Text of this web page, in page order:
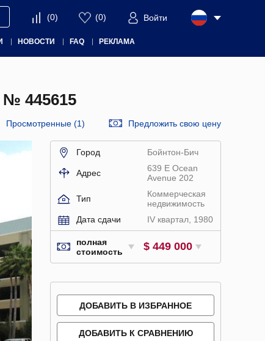
(0) (0) Войти
НОВОСТИ FAQ РЕКЛАМА
445615
Просмотренные (1) Предложить свою цену
Город Бойнтон-Бич
Адрес
639 E Ocean
Avenue 202
Тип
Коммерческая
недвижимость
Дата сдачи
IV квартал, 1980
полная
стоимость
$ 449 000
ДОБАВИТЬ В ИЗБРАННОЕ
ДОБАВИТЬ К СРАВНЕНИЮ